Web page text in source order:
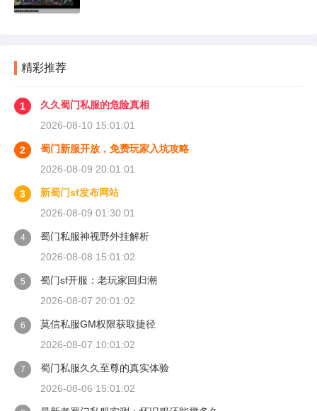
精彩推荐
1
久久蜀门私服的危险真相
2026-08-10 15:01:01
2
蜀门新服开放，免费玩家入坑攻略
2026-08-09 20:01:01
3
新蜀门sf发布网站
2026-08-09 01:30:01
4
蜀门私服神视野外挂解析
2026-08-08 15:01:02
5
蜀门sf开服：老玩家回归潮
2026-08-07 20:01:02
6
莫信私服GM权限获取捷径
2026-08-07 10:01:02
7
蜀门私服久久至尊的真实体验
2026-08-06 15:01:02